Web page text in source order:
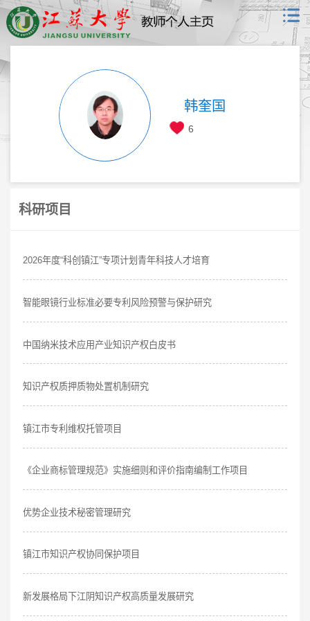
韩奎国
6
科研项目
2026年度“科创镇江”专项计划青年科技人才培育
智能眼镜行业标准必要专利风险预警与保护研究
中国纳米技术应用产业知识产权白皮书
知识产权质押质物处置机制研究
镇江市专利维权托管项目
《企业商标管理规范》实施细则和评价指南编制工作项目
优势企业技术秘密管理研究
镇江市知识产权协同保护项目
新发展格局下江阴知识产权高质量发展研究